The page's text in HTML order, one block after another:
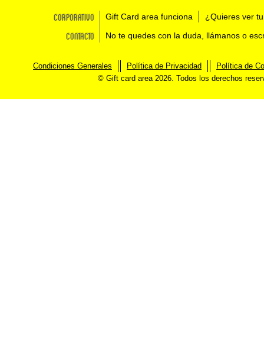
Corporativo Gift Card area funciona ¿Quieres ver
Contacto No te quedes con la duda, llámanos o
Condiciones Generales Política de Privacidad
Política de
© Gift card area 2026. Todos los derechos